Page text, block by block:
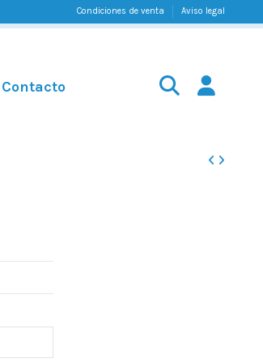
Condiciones de venta Aviso legal
Contacto